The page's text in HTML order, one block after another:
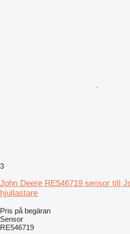
3
John Deere RE546719 sensor till
hjullastare
Pris på begäran
Sensor
RE546719